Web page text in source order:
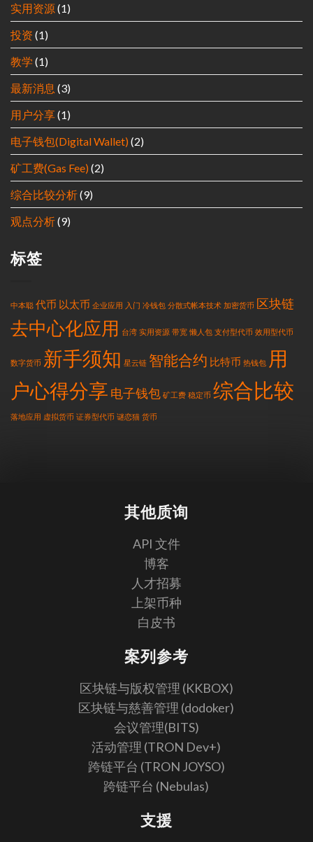
实用资源(1)
投资 (1)
教学 (1)
最新消息 (3)
用户分享(1)
电子钱包(Digital Wallet) (2)
矿工费(Gas Fee) (2)
综合比较分析(9)
观点分析(9)
标签
中本聪 代币 以太币 企业应用 入门 冷钱包 分散式帐本技术 加密货币 区块链
去中心化应用 台湾 实用资源 带宽 懒人包 支付型代币 效用型代币
数字货币 新手须知 星云链 智能合约 比特币 热钱包 用
户心得分享 电子钱包 矿工费 稳定币 综合比较
落地应用 虚拟货币 证券型代币 谜恋猫 货币
其他质询
API 文件
博客
人才招募
上架币种
白皮书
案列参考
区块链与版权管理 (KKBOX)
区块链与慈善管理 (dodoker)
会议管理(BITS)
活动管理 (TRON Dev+)
跨链平台 (TRON JOYSO)
跨链平台 (Nebulas)
支援